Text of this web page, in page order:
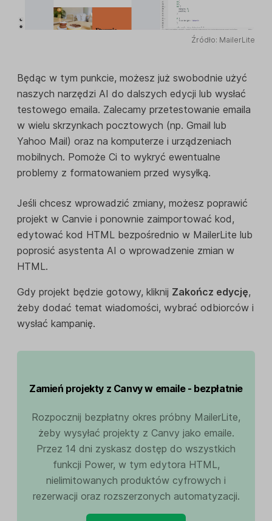
Źródło: MailerLite
Będąc w tym punkcie, możesz już swobodnie użyć
naszych narzędzi AI do dalszych edycji lub wysłać
testowego emaila. Zalecamy przetestowanie emaila
w wielu skrzynkach pocztowych (np. Gmail lub
Yahoo Mail) oraz na komputerze i urządzeniach
mobilnych. Pomoże Ci to wykryć ewentualne
problemy z formatowaniem przed wysyłką.
Jeśli chcesz wprowadzić zmiany, możesz poprawić
projekt w Canvie i ponownie zaimportować kod,
edytować kod HTML bezpośrednio w MailerLite lub
poprosić asystenta AI o wprowadzenie zmian w
HTML.
Gdy projekt będzie gotowy, kliknij Zakończ edycję,
żeby dodać temat wiadomości, wybrać odbiorców i
wysłać kampanię.
Zamień projekty z Canvy w emaile - bezpłatnie
Rozpocznij bezpłatny okres próbny MailerLite,
żeby wysyłać projekty z Canvy jako emaile.
Przez 14 dni zyskasz dostęp do wszystkich
funkcji Power, w tym edytora HTML,
nielimitowanych produktów cyfrowych i
rezerwacji oraz rozszerzonych automatyzacji.